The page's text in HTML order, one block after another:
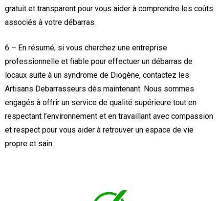
gratuit et transparent pour vous aider à comprendre les coûts
associés à votre débarras.
6 – En résumé, si vous cherchez une entreprise
professionnelle et fiable pour effectuer un débarras de
locaux suite à un syndrome de Diogène, contactez les
Artisans Debarrasseurs dès maintenant. Nous sommes
engagés à offrir un service de qualité supérieure tout en
respectant l’environnement et en travaillant avec compassion
et respect pour vous aider à retrouver un espace de vie
propre et sain.